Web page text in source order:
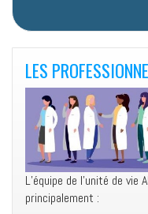
LES
L’équipe de l’unité de
principalement :